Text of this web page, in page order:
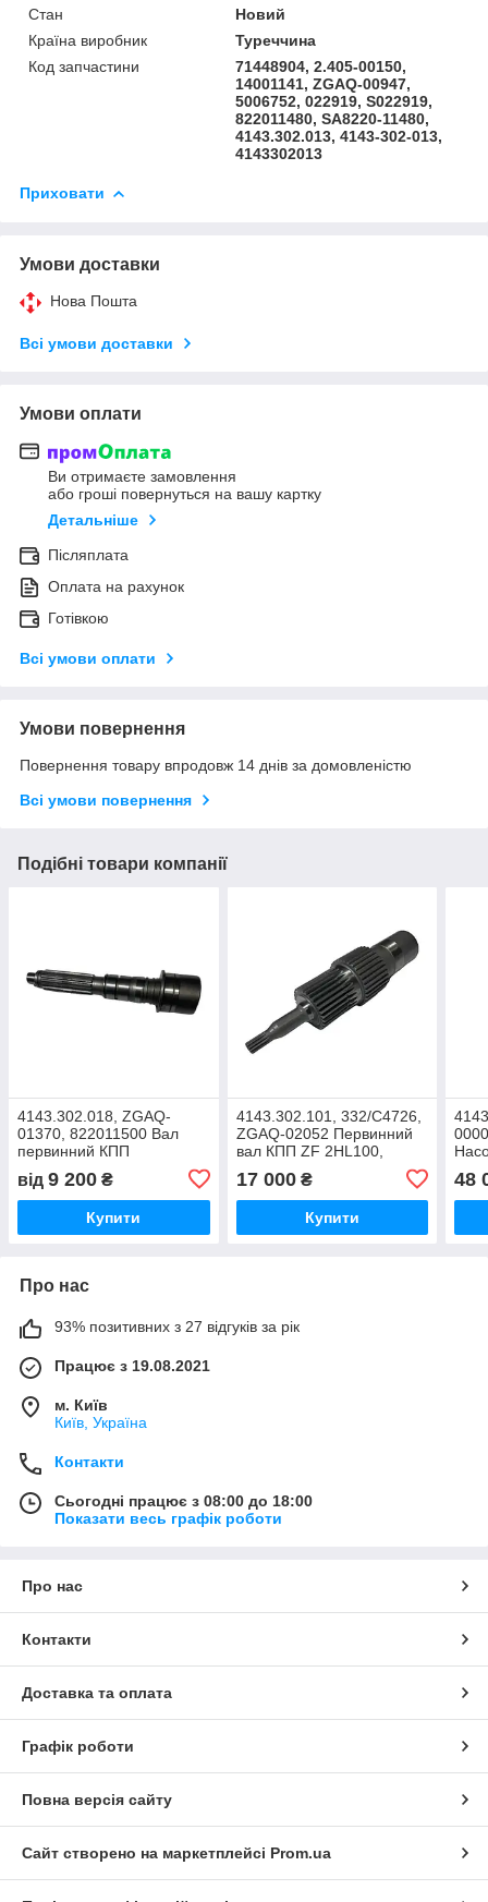
Стан
Новий
Країна виробник
Туреччина
Код запчастини
71448904, 2.405-00150,
14001141, ZGAQ-00947,
5006752, 022919, S022919,
822011480, SA8220-11480,
4143.302.013, 4143-302-013,
4143302013
Приховати
Умови доставки
Нова Пошта
Всі умови доставки
Умови оплати
Ви отримаєте замовлення
або гроші повернуться на вашу картку
Детальніше
Післяплата
Оплата на рахунок
Готівкою
Всі умови оплати
Умови повернення
Повернення товару впродовж 14 днів за домовленістю
Всі умови повернення
Подібні товари компанії
4143.302.018, ZGAQ-
01370, 822011500 Вал
первинний КПП
2HL290
від 9 200 ₴
Купити
4143.302.101, 332/C4726,
ZGAQ-02052 Первинний
вал КПП ZF 2HL100,
17 000₴
Купити
48
Про нас
93% позитивних з 27 відгуків за рік
Працює з 19.08.2021
м. Київ
Київ, Україна
Контакти
Сьогодні працює з 08:00 до 18:00
Показати весь графік роботи
Про нас
Контакти
Доставка та оплата
Графік роботи
Повна версія сайту
Сайт створено на маркетплейсі Prom.ua